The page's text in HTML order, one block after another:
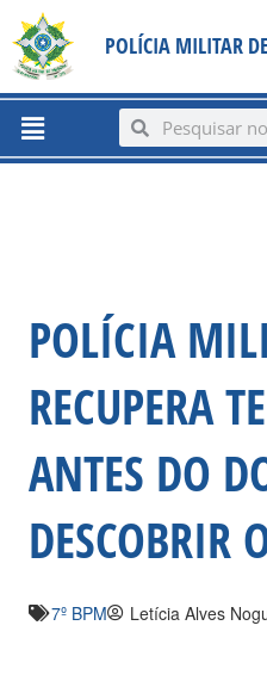
content
para
conteúdo
POLÍCIA MILITAR
Menu SearchSearch
POLÍCIA
RECUPERA
ANTES DO
DESCOBRIR
7º BPM Letícia Alves